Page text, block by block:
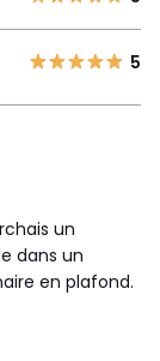
5
un
dans un
en plafond.